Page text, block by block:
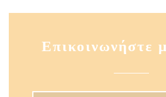
Επικοινωνήστε